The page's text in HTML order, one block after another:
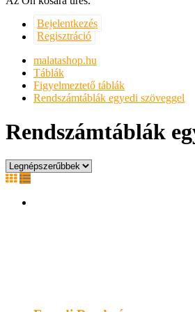
Bejelentkezés
Regisztráció
malatashop.hu
Táblák
Figyelmeztető táblák
Rendszámtáblák egyedi szöveggel
Rendszámtáblák